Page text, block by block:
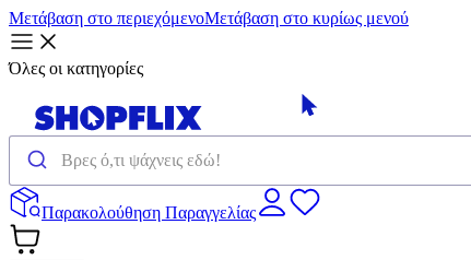
Μετάβαση στο περιεχόμενοΜετάβαση στο κυρίως μενού
Όλες οι κατηγορίες
Παρακολούθηση Παραγγελίας